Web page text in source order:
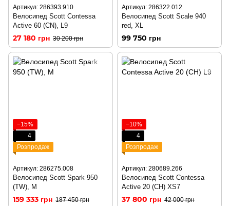
Артикул: 286393.910
Велосипед Scott Contessa
Active 60 (CN), L9
27 180 грн 30 200 грн
Артикул: 286322.012
Велосипед Scott Scale 940
red, XL
99 750 грн
−15%
4
Розпродаж
Артикул: 286275.008
Велосипед Scott Spark 950
(TW), M
159 333 грн 187 450 грн
−10%
4
Розпродаж
Артикул: 280689.266
Велосипед Scott Contessa
Active 20 (CH) XS7
37 800 грн 42 000 грн